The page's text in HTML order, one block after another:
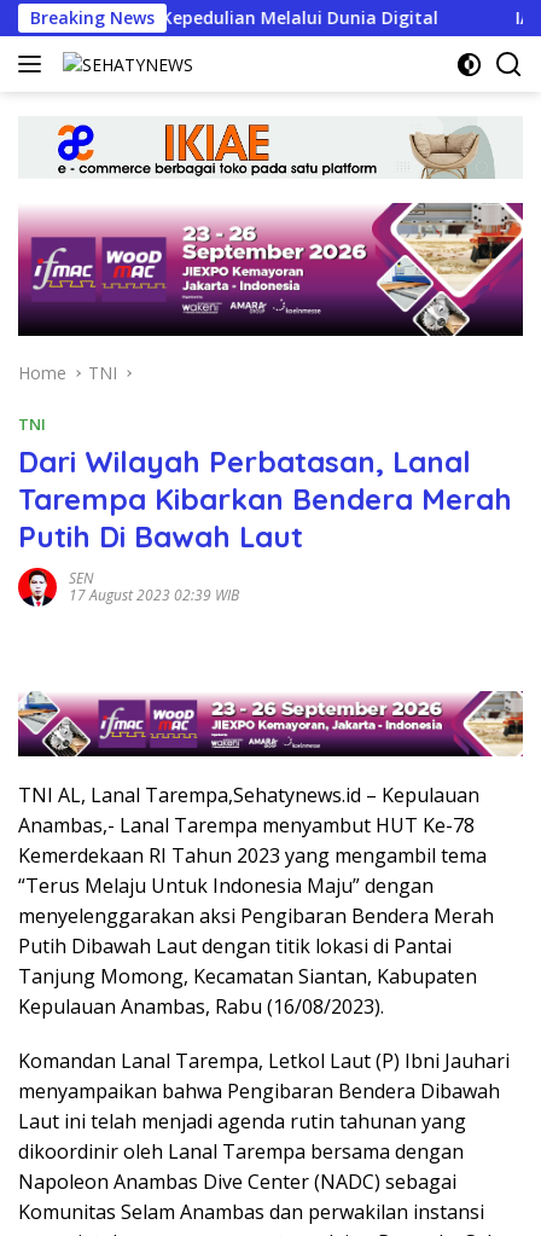
Skip
to
content
Breaking News
Nyata Kepedulian Melalui Dunia Digital IARMI
Home TNI
TNI
Dari Wilayah Perbatasan, Lanal
Tarempa Kibarkan Bendera Merah
Putih Di Bawah Laut
SEN
17 August 2023 02:39 WIB
TNI AL, Lanal Tarempa,Sehatynews.id – Kepulauan
Anambas,- Lanal Tarempa menyambut HUT Ke-78
Kemerdekaan RI Tahun 2023 yang mengambil tema
“Terus Melaju Untuk Indonesia Maju” dengan
menyelenggarakan aksi Pengibaran Bendera Merah
Putih Dibawah Laut dengan titik lokasi di Pantai
Tanjung Momong, Kecamatan Siantan, Kabupaten
Kepulauan Anambas, Rabu (16/08/2023).
Komandan Lanal Tarempa, Letkol Laut (P) Ibni Jauhari
menyampaikan bahwa Pengibaran Bendera Dibawah
Laut ini telah menjadi agenda rutin tahunan yang
dikoordinir oleh Lanal Tarempa bersama dengan
Napoleon Anambas Dive Center (NADC) sebagai
Komunitas Selam Anambas dan perwakilan instansi